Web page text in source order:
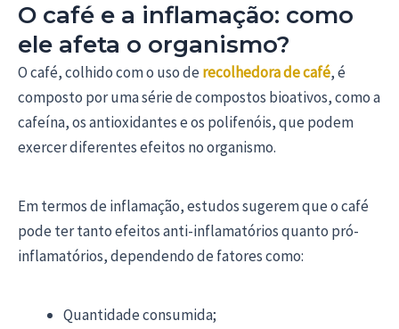
O café e a inflamação: como
ele afeta o organismo?
O café, colhido com o uso derecolhedora de café, é
composto por uma série de compostos bioativos, como a
cafeína, os antioxidantes e os polifenóis, que podem
exercer diferentes efeitos no organismo.
Em termos de inflamação, estudos sugerem que o café
pode ter tanto efeitos anti-inflamatórios quanto pró-
inflamatórios, dependendo de fatores como:
Quantidade consumida;